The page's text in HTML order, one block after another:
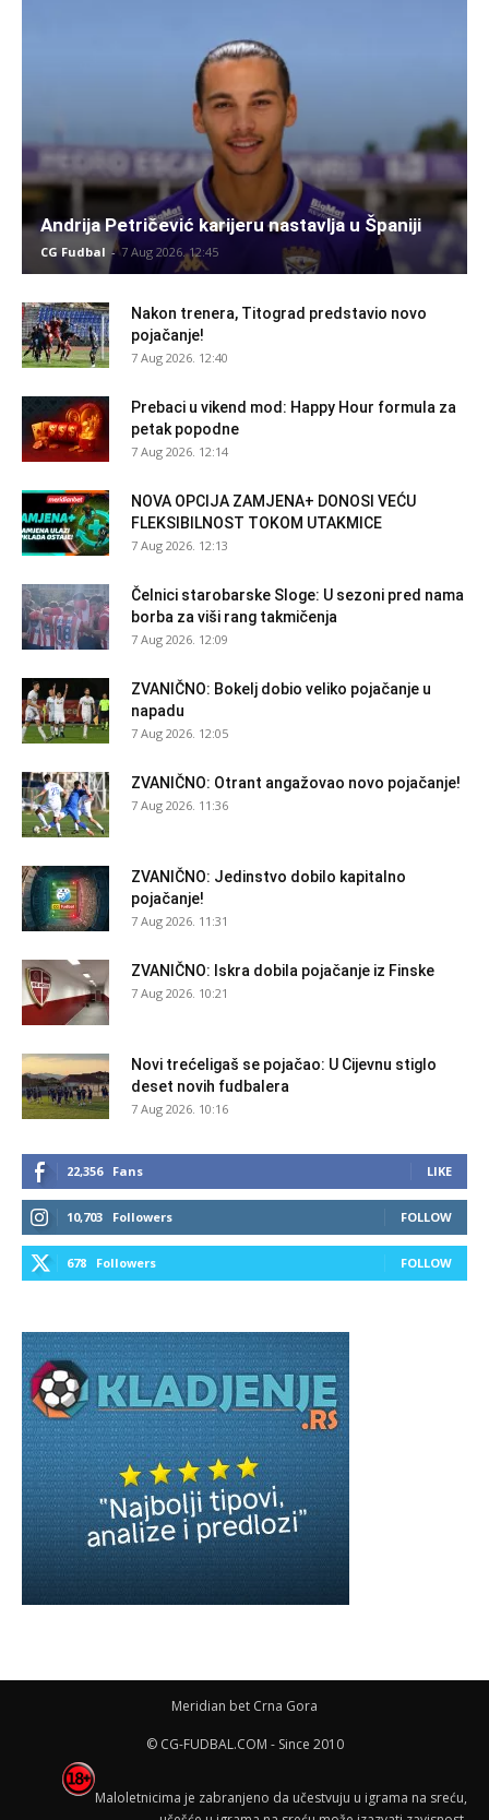
Andrija Petričević karijeru nastavlja u Španiji
CG Fudbal - 7 Aug 2026. 12:45
Nakon trenera, Titograd predstavio novo
pojačanje!
7 Aug 2026. 12:40
Prebaci u vikend mod: Happy Hour formula za
petak popodne
7 Aug 2026. 12:14
NOVA OPCIJA ZAMJENA+ DONOSI VEĆU
FLEKSIBILNOST TOKOM UTAKMICE
7 Aug 2026. 12:13
Čelnici starobarske Sloge: U sezoni pred nama
borba za viši rang takmičenja
7 Aug 2026. 12:09
ZVANIČNO: Bokelj dobio veliko pojačanje u
napadu
7 Aug 2026. 12:05
ZVANIČNO: Otrant angažovao novo pojačanje!
7 Aug 2026. 11:36
ZVANIČNO: Jedinstvo dobilo kapitalno
pojačanje!
7 Aug 2026. 11:31
ZVANIČNO: Iskra dobila pojačanje iz Finske
7 Aug 2026. 10:21
Novi trećeligaš se pojačao: U Cijevnu stiglo
deset novih fudbalera
7 Aug 2026. 10:16
22,356 Fans LIKE
10,703 Followers FOLLOW
678 Followers FOLLOW
Meridian bet Crna Gora
© CG-FUDBAL.COM - Since 2010
Maloletnicima je zabranjeno da učestvuju u igrama na sreću,